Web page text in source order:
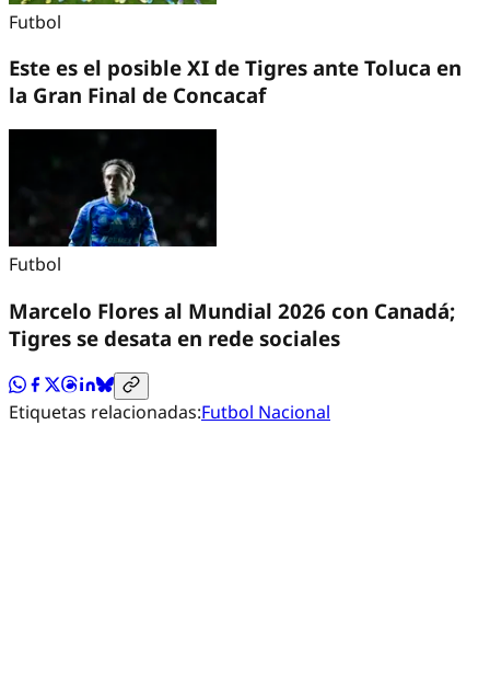
Futbol
Este es el posible XI de Tigres ante Toluca en
la Gran Final de Concacaf
Futbol
Marcelo Flores al Mundial 2026 con Canadá;
Tigres se desata en rede sociales
Etiquetas relacionadas:Futbol Nacional